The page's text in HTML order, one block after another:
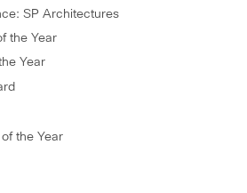
SP Architectures
the Year
Year
the Year